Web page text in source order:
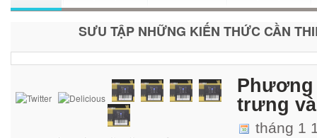
SƯU TẬP NHỮNG KIẾN THỨC CẦN
Phương
trưng
tháng 1